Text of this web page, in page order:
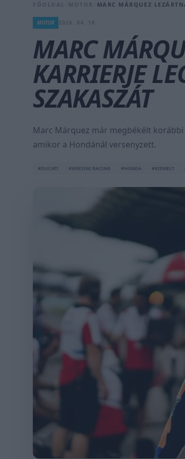
FŐOLDAL MOTOR MARC MÁRQUEZ
MOTOR
MARC
KARRIERJE
SZAKASZÁT
Marc Márquez már megbékélt
amikor a Hondánál versenyzett.
#DUCATI #GRESINI RACING #HONDA #KIEMELT